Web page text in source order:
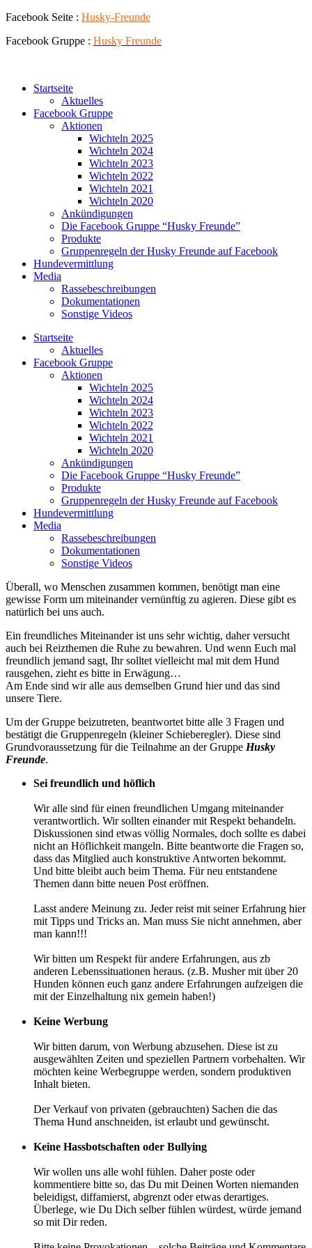
Zum
springen
Facebook Seite : Husky-Freunde
Facebook Gruppe : Husky Freunde
Startseite
Aktuelles
Facebook Gruppe
Aktionen
Wichteln 2025
Wichteln 2024
Wichteln 2023
Wichteln 2022
Wichteln 2021
Wichteln 2020
Ankündigungen
Die Facebook Gruppe “Husky Freunde”
Produkte
Gruppenregeln der Husky Freunde auf Facebook
Hundevermittlung
Media
Rassebeschreibungen
Dokumentationen
Sonstige Videos
Startseite
Aktuelles
Facebook Gruppe
Aktionen
Wichteln 2025
Wichteln 2024
Wichteln 2023
Wichteln 2022
Wichteln 2021
Wichteln 2020
Ankündigungen
Die Facebook Gruppe “Husky Freunde”
Produkte
Gruppenregeln der Husky Freunde auf Facebook
Hundevermittlung
Media
Rassebeschreibungen
Dokumentationen
Sonstige Videos
Überall, wo Menschen zusammen kommen, benötigt man eine
gewisse Form um miteinander vernünftig zu agieren. Diese gibt es
natürlich bei uns auch.
Ein freundliches Miteinander ist uns sehr wichtig, daher versucht
auch bei Reizthemen die Ruhe zu bewahren. Und wenn Euch mal
freundlich jemand sagt, Ihr solltet vielleicht mal mit dem Hund
rausgehen, zieht es bitte in Erwägung…
Am Ende sind wir alle aus demselben Grund hier und das sind
unsere Tiere.
Um der Gruppe beizutreten, beantwortet bitte alle 3 Fragen und
bestätigt die Gruppenregeln (kleiner Schieberegler). Diese sind
Grundvoraussetzung für die Teilnahme an der Gruppe Husky
Freunde.
Sei freundlich und höflich
Wir alle sind für einen freundlichen Umgang miteinander
verantwortlich. Wir sollten einander mit Respekt behandeln.
Diskussionen sind etwas völlig Normales, doch sollte es dabei
nicht an Höflichkeit mangeln. Bitte beantworte die Fragen so,
dass das Mitglied auch konstruktive Antworten bekommt.
Und bitte bleibt auch beim Thema. Für neu entstandene
Themen dann bitte neuen Post eröffnen.
Lasst andere Meinung zu. Jeder reist mit seiner Erfahrung hier
mit Tipps und Tricks an. Man muss Sie nicht annehmen, aber
man kann!!!
Wir bitten um Respekt für andere Erfahrungen, aus zb
anderen Lebenssituationen heraus. (z.B. Musher mit über 20
Hunden können euch ganz andere Erfahrungen aufzeigen die
mit der Einzelhaltung nix gemein haben!)
Keine Werbung
Wir bitten darum, von Werbung abzusehen. Diese ist zu
ausgewählten Zeiten und speziellen Partnern vorbehalten. Wir
möchten keine Werbegruppe werden, sondern produktiven
Inhalt bieten.
Der Verkauf von privaten (gebrauchten) Sachen die das
Thema Hund anschneiden, ist erlaubt und gewünscht.
Keine Hassbotschaften oder Bullying
Wir wollen uns alle wohl fühlen. Daher poste oder
kommentiere bitte so, das Du mit Deinen Worten niemanden
beleidigst, diffamierst, abgrenzt oder etwas derartiges.
Überlege, wie Du Dich selber fühlen würdest, würde jemand
so mit Dir reden.